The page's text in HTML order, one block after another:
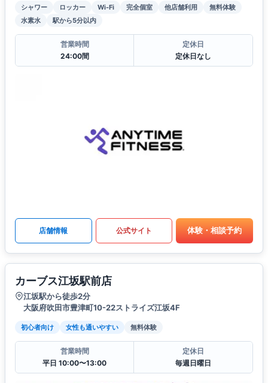
シャワー ロッカー Wi-Fi 完全個室 他店舗利用
無料体験
水素水
駅から5分以内
営業時間
24:00間
定休日
定休日なし
店舗情報 公式サイト 体験・相談予約
カーブス江坂駅前店
江坂駅から徒歩2分
大阪府吹田市豊津町10-22ストライズ江坂4F
初心者向け 女性も通いやすい 無料体験
営業時間
平日 10:00〜13:00
定休日
毎週日曜日